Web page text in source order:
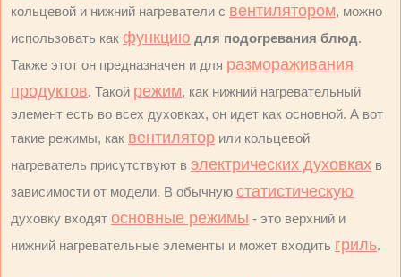
кольцевой и нижний нагреватели с вентилятором, можно
использовать как функцию для подогревания блюд.
Также этот он предназначен и для размораживания
продуктов. Такой режим, как нижний нагревательный
элемент есть во всех духовках, он идет как основной. А вот
такие режимы, как вентилятор или кольцевой
нагреватель присутствуют в электрических духовках в
зависимости от модели. В обычную статистическую
духовку входят основные режимы - это верхний и
нижний нагревательные элементы и может входить гриль.